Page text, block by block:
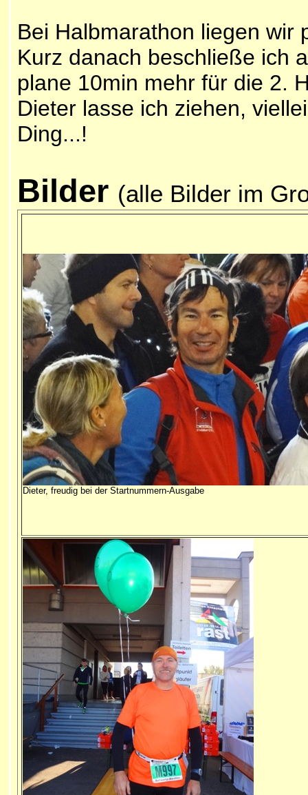
Bei Halbmarathon liegen wir
Kurz danach beschließe ich
plane 10min mehr für die 2.
Dieter lasse ich ziehen,
Ding...!
Bilder (alle Bilder im
Dieter, freudig bei der Startnummern-Ausgabe